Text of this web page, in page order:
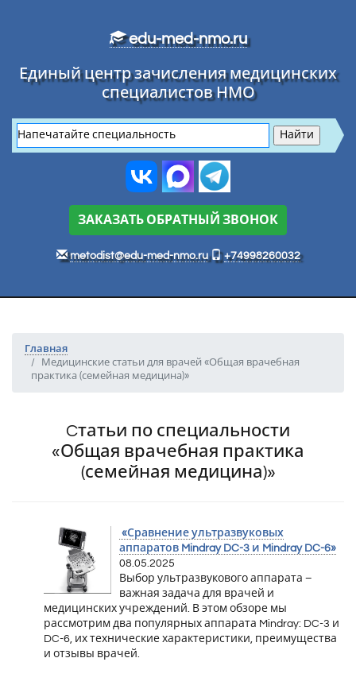
edu-med-nmo.ru
Единый центр зачисления медицинских
специалистов НМО
ЗАКАЗАТЬ ОБРАТНЫЙ ЗВОНОК
metodist@edu-med-nmo.ru +74998260032
Главная
Медицинские статьи для врачей «Общая врачебная
практика (семейная медицина)»
Cтатьи по специальности
«Общая врачебная практика
(семейная медицина)»
«Сравнение ультразвуковых
аппаратов Mindray DC-3 и Mindray DC-6»
08.05.2025
Выбор ультразвукового аппарата –
важная задача для врачей и
медицинских учреждений. В этом обзоре мы
рассмотрим два популярных аппарата Mindray: DC-3 и
DC-6, их технические характеристики, преимущества
и отзывы врачей.